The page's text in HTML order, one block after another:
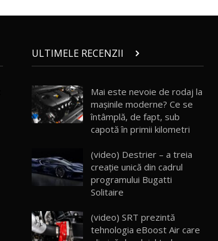
15:08
15:22
Mercedes-AMG E 53 HYBRID 4MATIC+ /
Test Drive AutoBlog.MD
Noul Volvo ES90 / Test Drive AutoBlog.MD
27:58
Noul MG HS / Test Drive AutoBlog.MD
16:48
ULTIMELE RECENZII
Mai este nevoie de rodaj la
mașinile moderne? Ce se
întâmplă, de fapt, sub
capotă în primii kilometri
(video) Destrier – a treia
creație unică din cadrul
programului Bugatti
Solitaire
(video) SRT prezintă
tehnologia eBoost Air care